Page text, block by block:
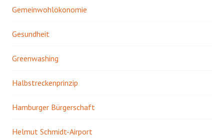
Gemeinwohlökonomie
Gesundheit
Greenwashing
Halbstreckenprinzip
Hamburger Bürgerschaft
Helmut Schmidt-Airport